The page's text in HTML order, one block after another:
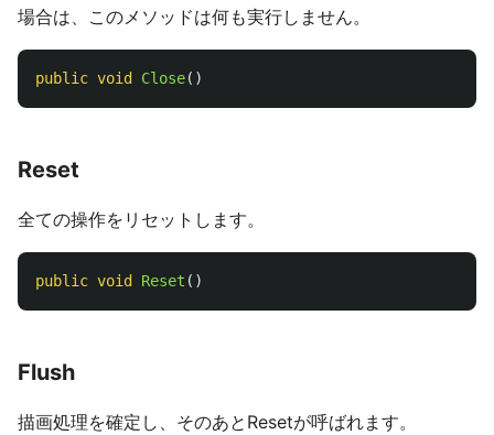
場合は、このメソッドは何も実行しません。
public void Close()
Reset
全ての操作をリセットします。
public void Reset ()
Flush
描画処理を確定し、そのあとResetが呼ばれます。